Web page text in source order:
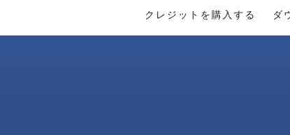
クレジットを購入する ダ